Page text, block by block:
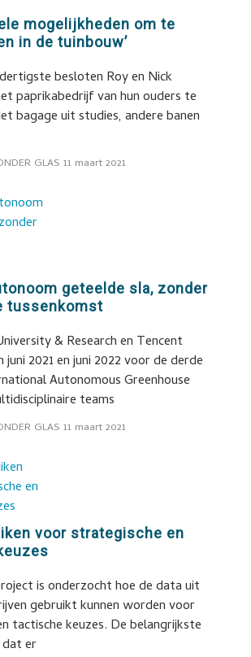
mogelijkheden om te
in de tuinbouw’
besloten Roy en Nick
paprikabedrijf van hun ouders te
bagage uit studies, andere banen
GLAS 11 maart 2021
geteelde sla, zonder
tussenkomst
& Research en Tencent
juni 2021 en juni 2022 voor de derde
Autonomous Greenhouse
teams
GLAS 11 maart 2021
voor strategische en
is onderzocht hoe de data uit
gebruikt kunnen worden voor
tactische keuzes. De belangrijkste
dat er